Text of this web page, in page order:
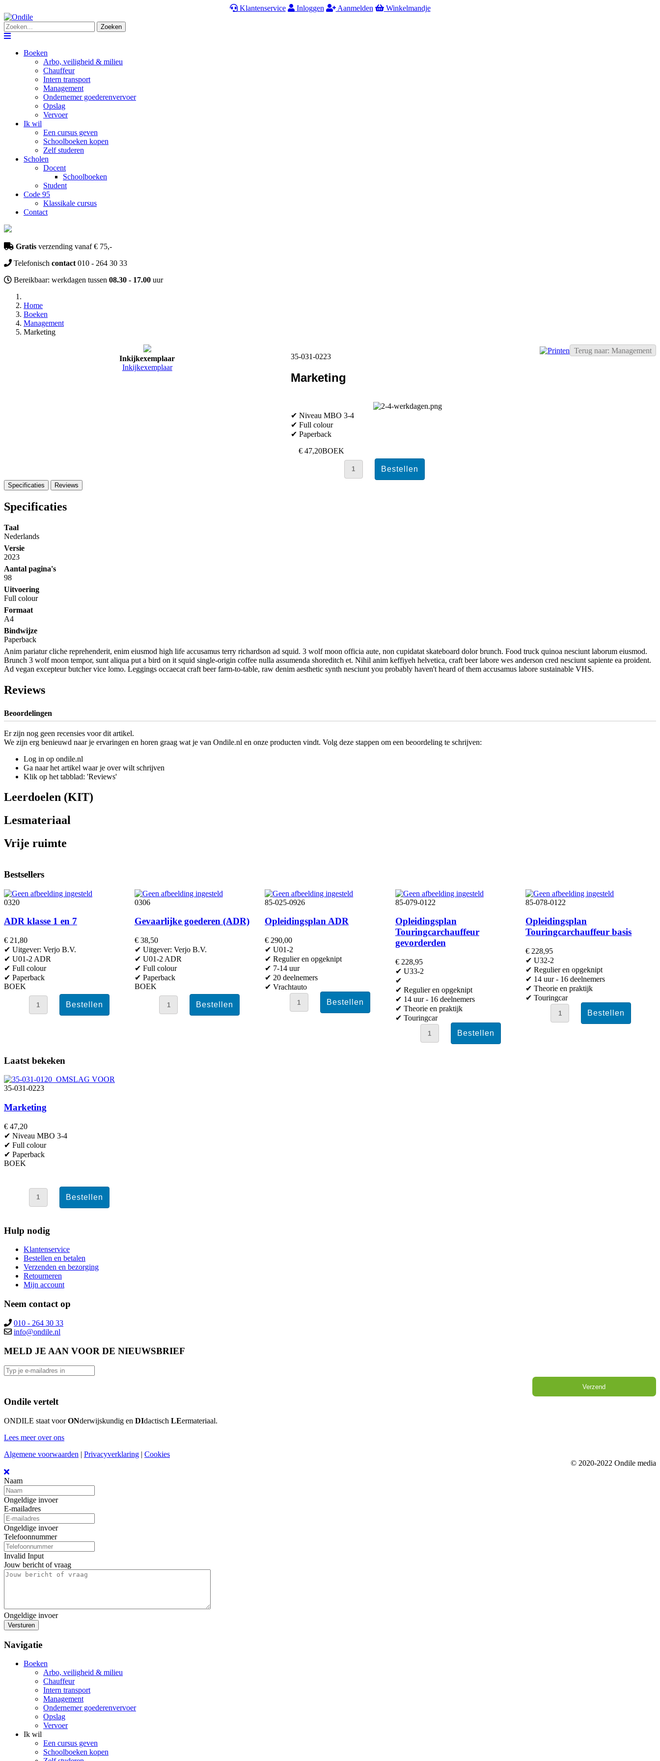
Klantenservice Inloggen Aanmelden Winkelmandje
Zoeken
Navigation
Boeken
Arbo, veiligheid & milieu
Chauffeur
Intern transport
Management
Ondernemer goederenvervoer
Opslag
Vervoer
Ik wil
Een cursus geven
Schoolboeken kopen
Zelf studeren
Scholen
Docent
Schoolboeken
Student
Code 95
Klassikale cursus
Contact
Gratis verzending vanaf € 75,-
Telefonisch contact 010 - 264 30 33
Bereikbaar: werkdagen tussen 08.30 - 17.00 uur
Home
Boeken
Management
Marketing
Terug naar: Management
Inkijkexemplaar
Inkijkexemplaar
35-031-0223
Marketing
✔ Niveau MBO 3-4
✔ Full colour
✔ Paperback
€ 47,20BOEK
Specificaties Reviews
Specificaties
Taal
Nederlands
Versie
2023
Aantal pagina's
98
Uitvoering
Full colour
Formaat
A4
Bindwijze
Paperback
Anim pariatur cliche reprehenderit, enim eiusmod high life accusamus terry richardson ad squid. 3 wolf moon officia aute, non cupidatat skateboard dolor brunch. Food truck quinoa nesciunt laborum eiusmod.
Brunch 3 wolf moon tempor, sunt aliqua put a bird on it squid single-origin coffee nulla assumenda shoreditch et. Nihil anim keffiyeh helvetica, craft beer labore wes anderson cred nesciunt sapiente ea proident.
Ad vegan excepteur butcher vice lomo. Leggings occaecat craft beer farm-to-table, raw denim aesthetic synth nesciunt you probably haven't heard of them accusamus labore sustainable VHS.
Reviews
Beoordelingen
Er zijn nog geen recensies voor dit artikel.
We zijn erg benieuwd naar je ervaringen en horen graag wat je van Ondile.nl en onze producten vindt. Volg deze stappen om een beoordeling te schrijven:
Log in op ondile.nl
Ga naar het artikel waar je over wilt schrijven
Klik op het tabblad: 'Reviews'
Leerdoelen (KIT)
Lesmateriaal
Vrije ruimte
Bestsellers
0320
ADR klasse 1 en 7
€ 21,80
✔ Uitgever: Verjo B.V.
✔ U01-2 ADR
✔ Full colour
✔ Paperback
BOEK
0306
Gevaarlijke goederen (ADR)
€ 38,50
✔ Uitgever: Verjo B.V.
✔ U01-2 ADR
✔ Full colour
✔ Paperback
BOEK
85-025-0926
Opleidingsplan ADR
€ 290,00
✔ U01-2
✔ Regulier en opgeknipt
✔ 7-14 uur
✔ 20 deelnemers
✔ Vrachtauto
85-079-0122
Opleidingsplan
Touringcarchauffeur
gevorderden
€ 228,95
✔ U33-2
✔
✔ Regulier en opgeknipt
✔ 14 uur - 16 deelnemers
✔ Theorie en praktijk
✔ Touringcar
85-078-0122
Opleidingsplan
Touringcarchauffeur basis
€ 228,95
✔ U32-2
✔ Regulier en opgeknipt
✔ 14 uur - 16 deelnemers
✔ Theorie en praktijk
✔ Touringcar
Laatst bekeken
35-031-0223
Marketing
€ 47,20
✔ Niveau MBO 3-4
✔ Full colour
✔ Paperback
BOEK
Hulp nodig
Klantenservice
Bestellen en betalen
Verzenden en bezorging
Retourneren
Mijn account
Neem contact op
010 - 264 30 33
info@ondile.nl
MELD JE AAN VOOR DE NIEUWSBRIEF
Verzend
Ondile vertelt
ONDILE staat voorONderwijskundig en DIdactisch LEermateriaal.
Lees meer over ons
Algemene voorwaarden | Privacyverklaring | Cookies
© 2020-2022 Ondile media
Naam
Ongeldige invoer
E-mailadres
Ongeldige invoer
Telefoonnummer
Invalid Input
Jouw bericht of vraag
Ongeldige invoer
Versturen
Navigatie
Boeken
Arbo, veiligheid & milieu
Chauffeur
Intern transport
Management
Ondernemer goederenvervoer
Opslag
Vervoer
Ik wil
Een cursus geven
Schoolboeken kopen